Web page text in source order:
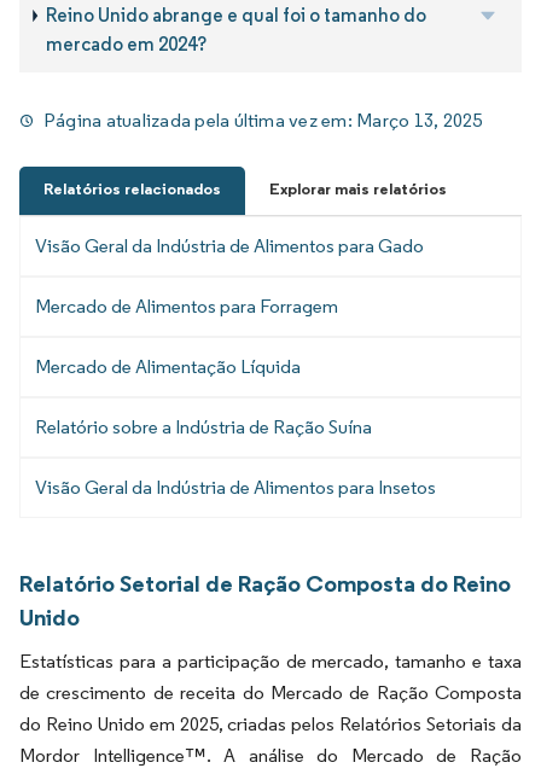
Reino Unido abrange e qual foi o tamanho do
mercado em 2024?
Página atualizada pela última vez em: Março 13, 2025
Relatórios relacionados Explorar mais relatórios
Visão Geral da Indústria de Alimentos para Gado
Mercado de Alimentos para Forragem
Mercado de Alimentação Líquida
Relatório sobre a Indústria de Ração Suína
Visão Geral da Indústria de Alimentos para Insetos
Relatório Setorial de Ração Composta do Reino
Unido
Estatísticas para a participação de mercado, tamanho e taxa
de crescimento de receita do Mercado de Ração Composta
do Reino Unido em 2025, criadas pelos Relatórios Setoriais da
Mordor Intelligence™. A análise do Mercado de Ração